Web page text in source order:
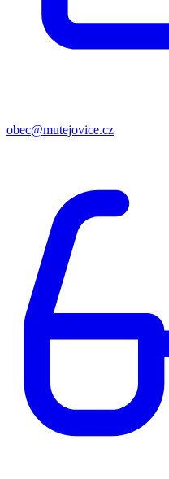
obec@mutejovice.cz